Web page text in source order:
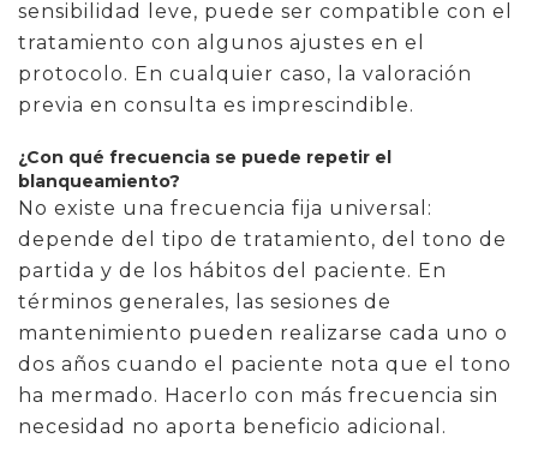
sensibilidad leve, puede ser compatible con el
tratamiento con algunos ajustes en el
protocolo. En cualquier caso, la valoración
previa en consulta es imprescindible.
¿Con qué frecuencia se puede repetir el
blanqueamiento?
No existe una frecuencia fija universal:
depende del tipo de tratamiento, del tono de
partida y de los hábitos del paciente. En
términos generales, las sesiones de
mantenimiento pueden realizarse cada uno o
dos años cuando el paciente nota que el tono
ha mermado. Hacerlo con más frecuencia sin
necesidad no aporta beneficio adicional.